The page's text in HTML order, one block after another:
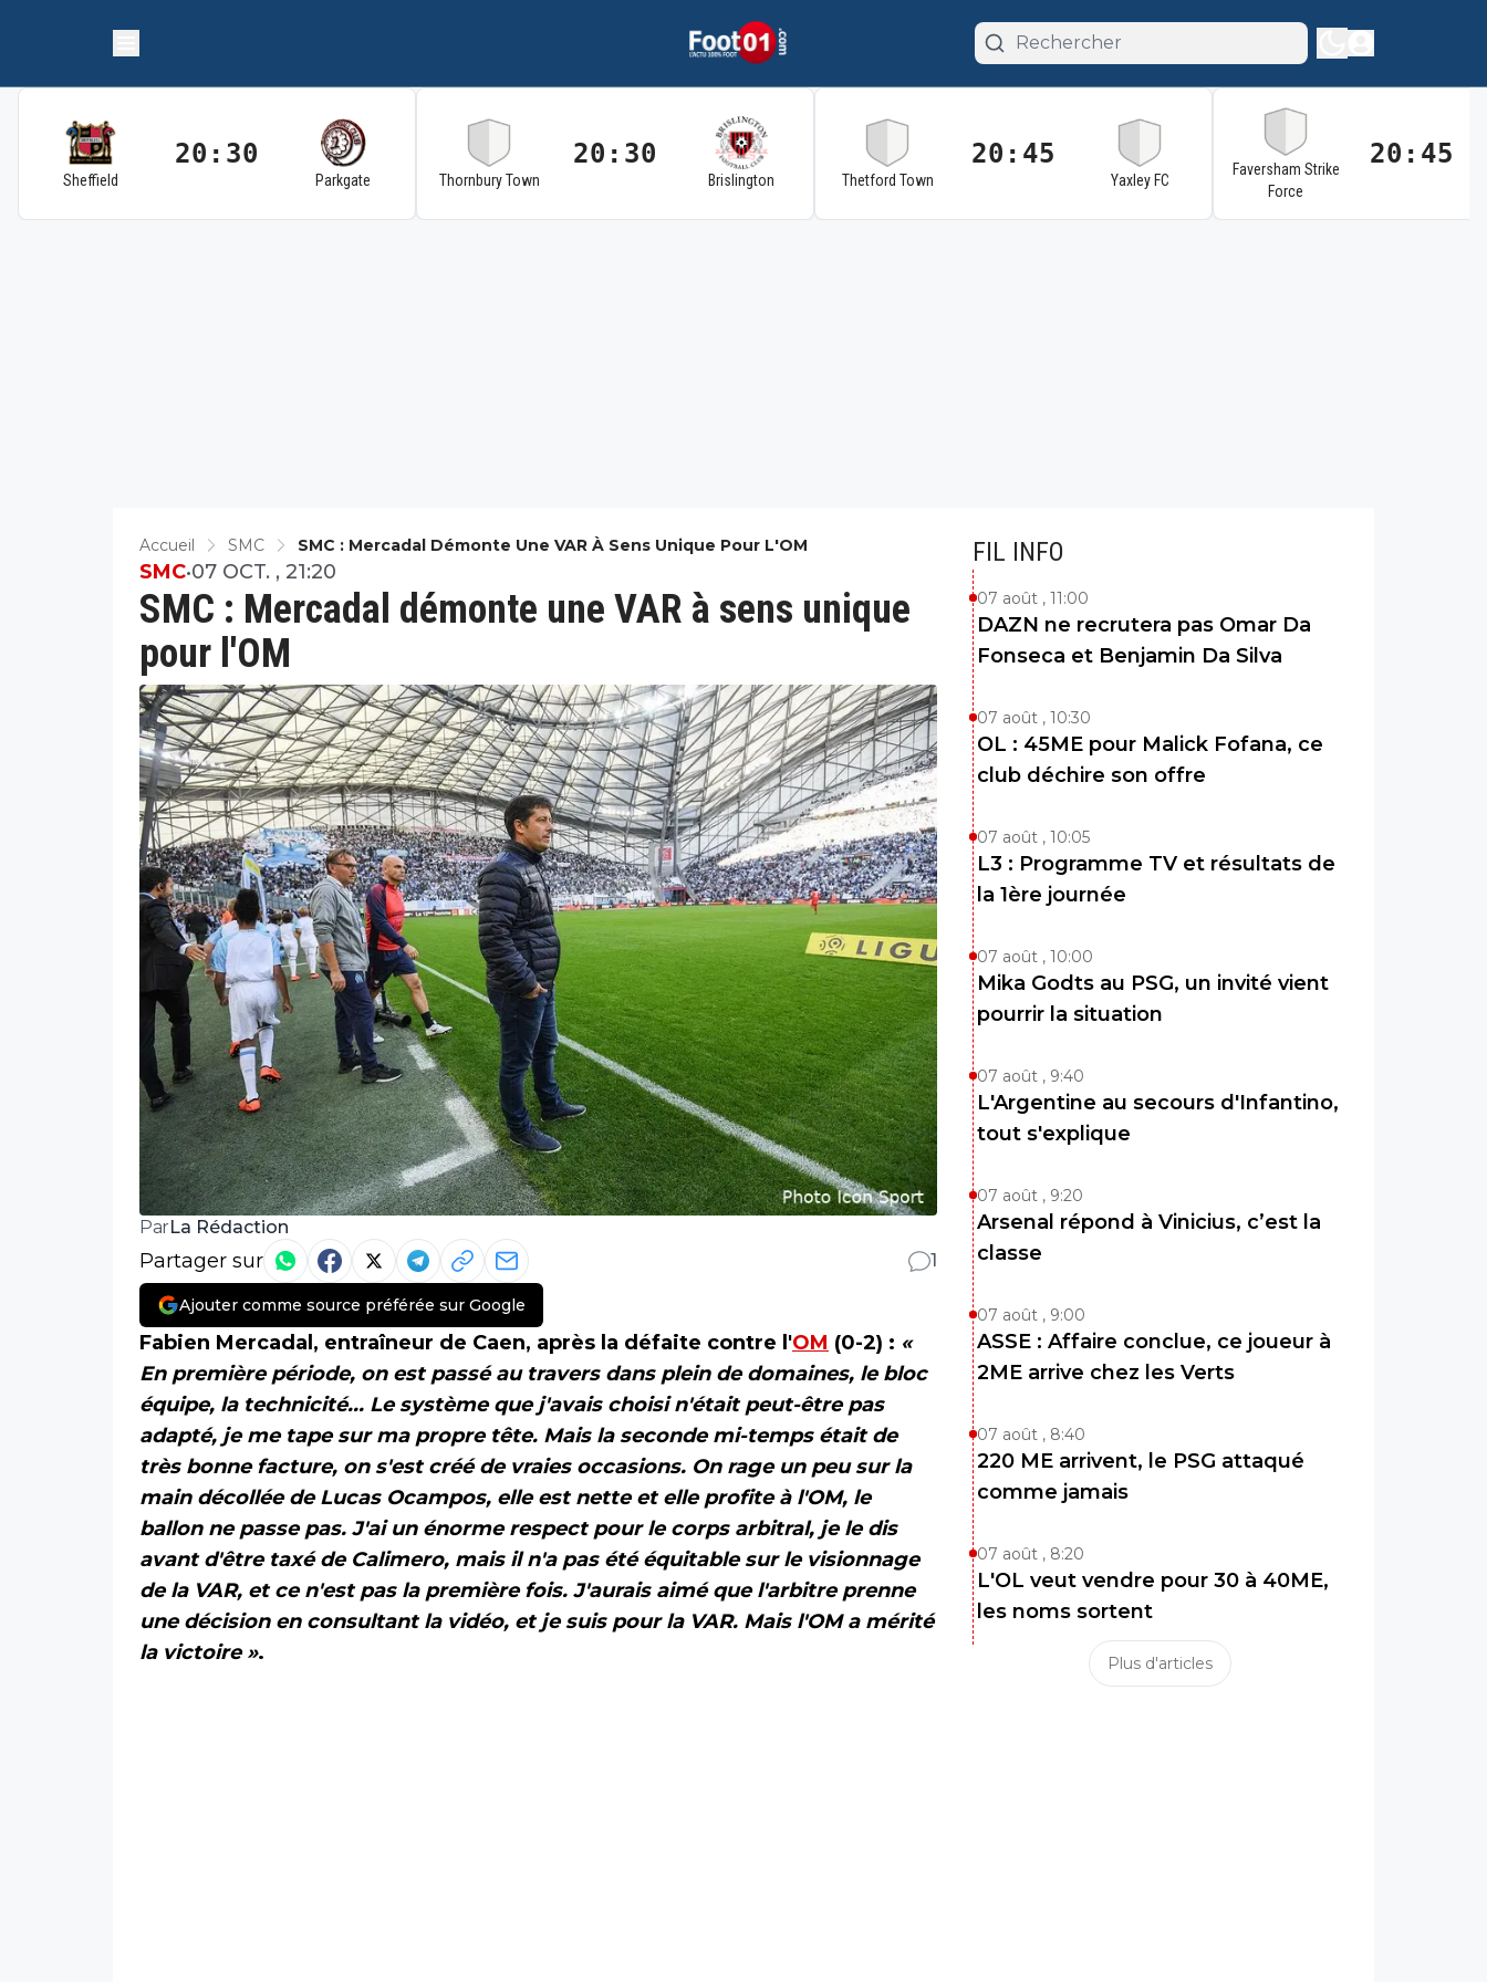
Sheffield
20:30
Parkgate Thornbury Town
20:30
Brislington Thetford Town
20:45
Yaxley FC
Faversham Strike
Force
20:45
Accueil SMC SMC : Mercadal Démonte Une VAR À Sens Unique Pour L'OM
SMC : Mercadal démonte une VAR à sens unique
pour l'OM
SMC•07 OCT. , 21:20
ParLa Rédaction
Partager sur 1
Ajouter comme source préférée sur Google
Fabien Mercadal, entraîneur de Caen, après la défaite contre l'OM (0-2) : «
En première période, on est passé au travers dans plein de domaines, le bloc
équipe, la technicité... Le système que j'avais choisi n'était peut-être pas
adapté, je me tape sur ma propre tête. Mais la seconde mi-temps était de
très bonne facture, on s'est créé de vraies occasions. On rage un peu sur la
main décollée de Lucas Ocampos, elle est nette et elle profite à l'OM, le
ballon ne passe pas. J'ai un énorme respect pour le corps arbitral, je le dis
avant d'être taxé de Calimero, mais il n'a pas été équitable sur le visionnage
de la VAR, et ce n'est pas la première fois. J'aurais aimé que l'arbitre prenne
une décision en consultant la vidéo, et je suis pour la VAR. Mais l'OM a mérité
la victoire ».
FIL INFO
07 août , 11:00
DAZN ne recrutera pas Omar Da
Fonseca et Benjamin Da Silva
07 août , 10:30
OL : 45ME pour Malick Fofana, ce
club déchire son offre
07 août , 10:05
L3 : Programme TV et résultats de
la 1ère journée
07 août , 10:00
Mika Godts au PSG, un invité vient
pourrir la situation
07 août , 9:40
L'Argentine au secours d'Infantino,
tout s'explique
07 août , 9:20
Arsenal répond à Vinicius, c’est la
classe
07 août , 9:00
ASSE : Affaire conclue, ce joueur à
2ME arrive chez les Verts
07 août , 8:40
220 ME arrivent, le PSG attaqué
comme jamais
07 août , 8:20
L'OL veut vendre pour 30 à 40ME,
les noms sortent
Plus d'articles